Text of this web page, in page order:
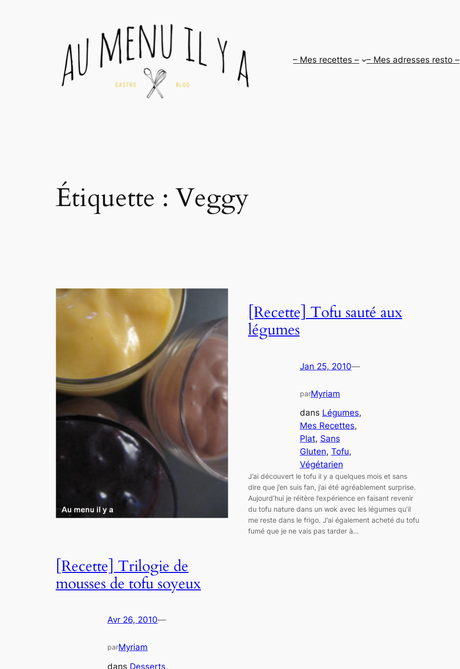
– Mes recettes – – Mes adresses resto –
Étiquette : Veggy
[Recette] Trilogie de
mousses de tofu soyeux
Avr 26, 2010—
parMyriam
dans Desserts
[Recette] Tofu sauté aux
légumes
Jan 25, 2010—
parMyriam
dans Légumes
Mes Recettes
Plat, Sans
Gluten, Tofu
Végétarien
J’ai découvert le tofu il y a quelques mois et sans
dire que j’en suis fan, j’ai été agréablement surprise.
Aujourd’hui je réitère l’expérience en faisant revenir
du tofu nature dans un wok avec les légumes qu’il
me reste dans le frigo. J’ai également acheté du tofu
fumé que je ne vais pas tarder à…